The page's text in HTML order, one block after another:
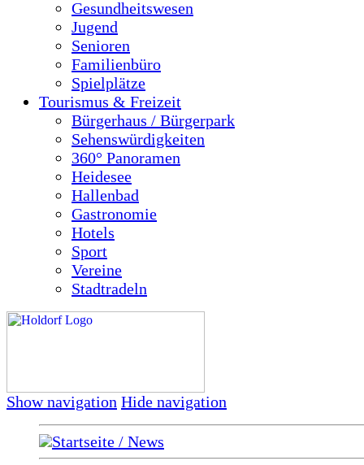
Gesundheitswesen
Jugend
Senioren
Familienbüro
Spielplätze
Tourismus & Freizeit
Bürgerhaus / Bürgerpark
Sehenswürdigkeiten
360° Panoramen
Heidesee
Hallenbad
Gastronomie
Hotels
Sport
Vereine
Stadtradeln
Show navigation Hide navigation
Startseite / News